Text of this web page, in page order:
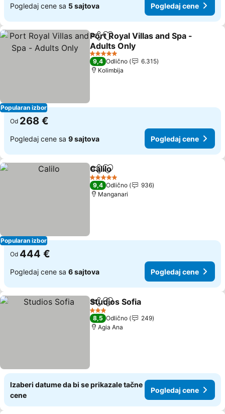
Pogledaj cene sa 5 sajtova Pogledaj cene
Popularan izbor
Deli Dodati u favorite
Port Royal Villas and Spa -
Adults Only
5 Zvezdice
9,4 Odlično
6.315
Kolimbija
Od 268 €
Pogledaj cene sa 9 sajtova Pogledaj cene
Popularan izbor
Deli Dodati u favorite
Calilo
5 Zvezdice
9,4 Odlično
936
Manganari
Od 444 €
Pogledaj cene sa 6 sajtova Pogledaj cene
Deli Dodati u favorite
Studios Sofia
3 Zvezdice
8,5 Odlično
249
Agia Ana
Izaberi datume da bi se prikazale tačne
cene
Pogledaj cene